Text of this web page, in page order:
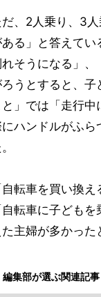
だ、2人乗り、3
ある」と答えて
そうになる」、
ろうとすると、
と」では「走行
にハンドルがふら
自転車を買い換
自転車に子ども
た主婦が多かった
編集部が選ぶ関連記事